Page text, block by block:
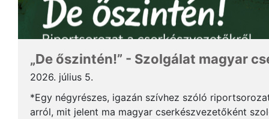
„De őszintén!” - Szolgálat magyar
2026. július 5.
*Egy négyrészes, igazán szívhez szóló
arról, mit jelent ma magyar cserkészvezetőként